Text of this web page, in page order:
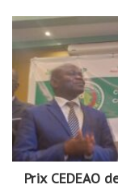
Prix CEDEAO